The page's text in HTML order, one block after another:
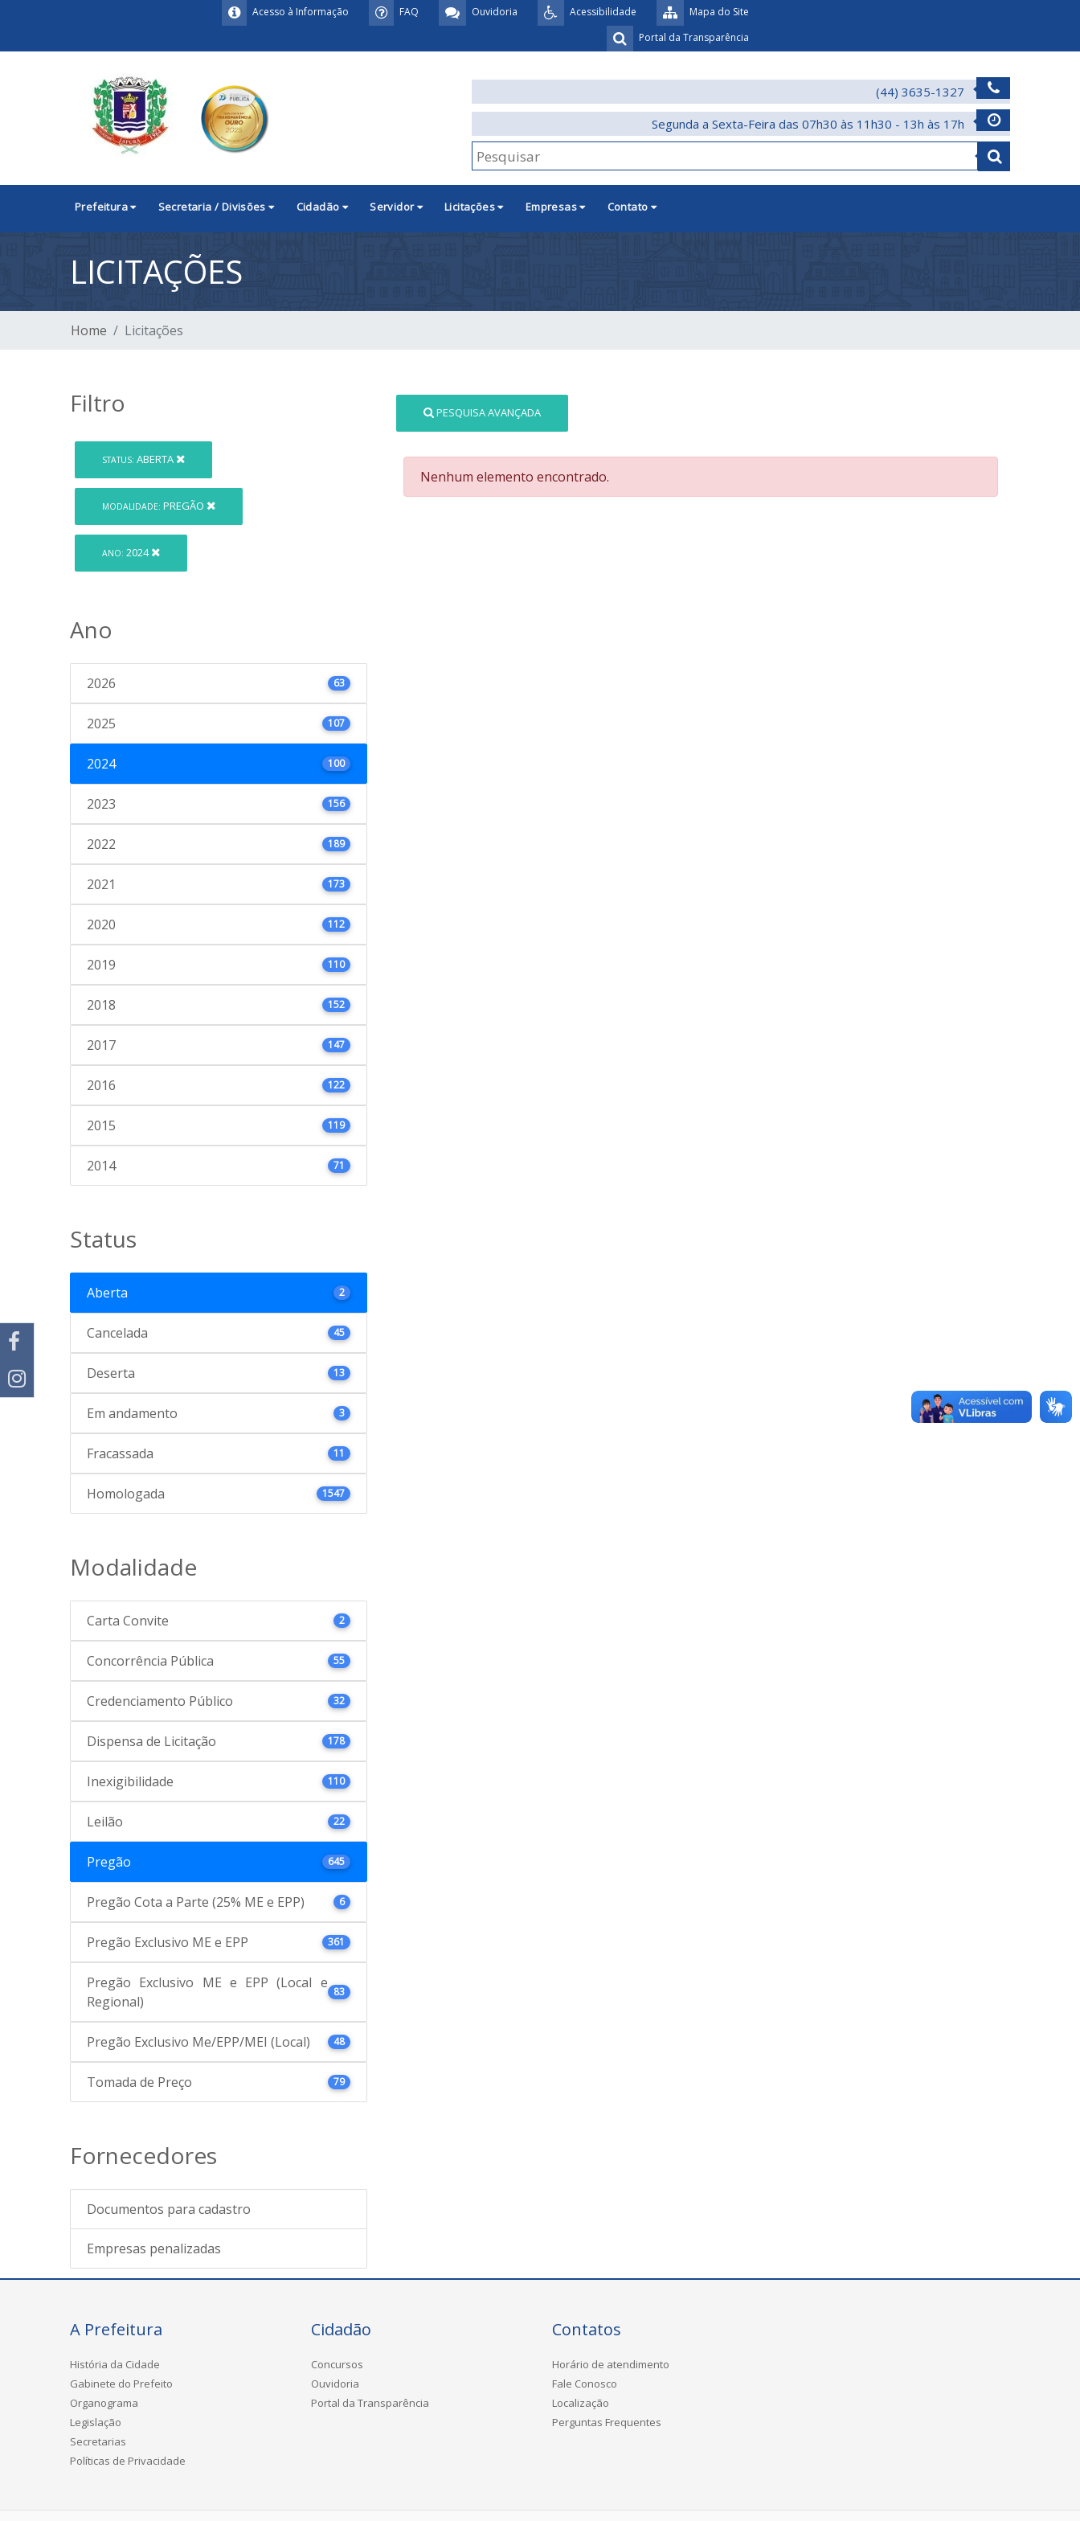
Mapa do Site
Acessibilidade
Ouvidoria
FAQ
Acesso à Informação
Portal da Transparência
(44) 3635-1327
Segunda a Sexta-Feira das 07h30 às 11h30 - 13h às 17h
Prefeitura Secretaria / Divisões Cidadão Servidor Licitações Empresas Contato
LICITAÇÕES
Home Licitações
Filtro
STATUS: ABERTA
MODALIDADE: PREGÃO
ANO: 2024
Ano
2026 63
2025 107
2024 100
2023 156
2022 189
2021 173
2020 112
2019 110
2018 152
2017 147
2016 122
2015 119
2014 71
Status
Aberta 2
Cancelada 45
Deserta 13
Em andamento 3
Fracassada 11
Homologada 1547
Modalidade
Carta Convite 2
Concorrência Pública 55
Credenciamento Público 32
Dispensa de Licitação 178
Inexigibilidade 110
Leilão 22
Pregão 645
Pregão Cota a Parte (25% ME e EPP) 6
Pregão Exclusivo ME e EPP 361
Pregão Exclusivo ME e EPP (Local e
Regional)
83
Pregão Exclusivo Me/EPP/MEI (Local) 48
Tomada de Preço 79
Fornecedores
Documentos para cadastro
Empresas penalizadas
PESQUISA AVANÇADA
Nenhum elemento encontrado.
A Prefeitura
História da Cidade
Gabinete do Prefeito
Organograma
Legislação
Secretarias
Políticas de Privacidade
Cidadão
Concursos
Ouvidoria
Portal da Transparência
Contatos
Horário de atendimento
Fale Conosco
Localização
Perguntas Frequentes